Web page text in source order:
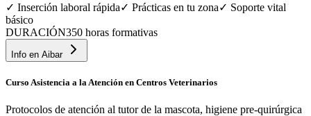
✓ Inserción laboral rápida✓ Prácticas en tu zona✓ Soporte vital
básico
DURACIÓN350 horas formativas
Info en Aibar
Curso Asistencia a la Atención en Centros Veterinarios
Protocolos de atención al tutor de la mascota, higiene pre-quirúrgica